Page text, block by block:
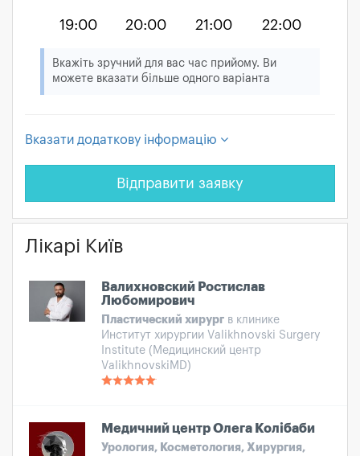
19:00 20:00 21:00 22:00
Вкажіть зручний для вас час прийому. Ви
можете вказати більше одного варіанта
Вказати додаткову інформацію
Відправити заявку
Лікарі Київ
Валихновский Ростислав
Любомирович
Пластический хирург в клинике
Институт хирургии Valikhnovski Surgery
Institute (Медицинский центр
ValikhnovskiMD)
Медичний центр Олега Колібаби
Урология, Косметология, Хирургия,